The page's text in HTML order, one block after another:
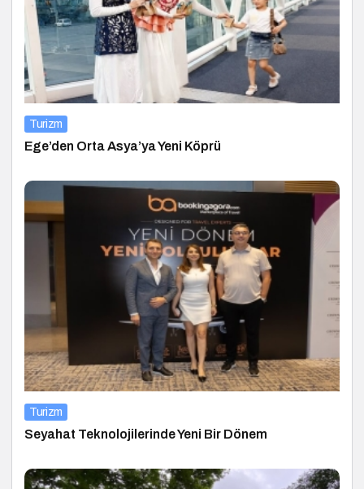
Turizm
Ege’den Orta Asya’ya Yeni Köprü
Turizm
Seyahat Teknolojilerinde Yeni Bir Dönem